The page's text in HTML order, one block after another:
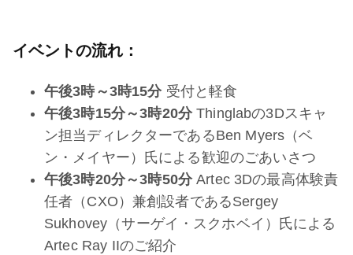
イベントの流れ：
午後3時～3時15分受付と軽食
午後3時15分～3時20分Thinglabの3Dスキャ
ン担当ディレクターであるBen Myers（ベ
ン・メイヤー）氏による歓迎のごあいさつ
午後3時20分～3時50分Artec 3Dの最高体験責
任者（CXO）兼創設者であるSergey
Sukhovey（サーゲイ・スクホベイ）氏による
Artec Ray IIのご紹介